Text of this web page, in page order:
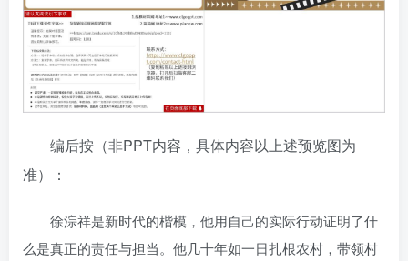
编后按（非PPT内容，具体内容以上述预览图为
准）：
徐淙祥是新时代的楷模，他用自己的实际行动证明了什
么是真正的责任与担当。他几十年如一日扎根农村，带领村